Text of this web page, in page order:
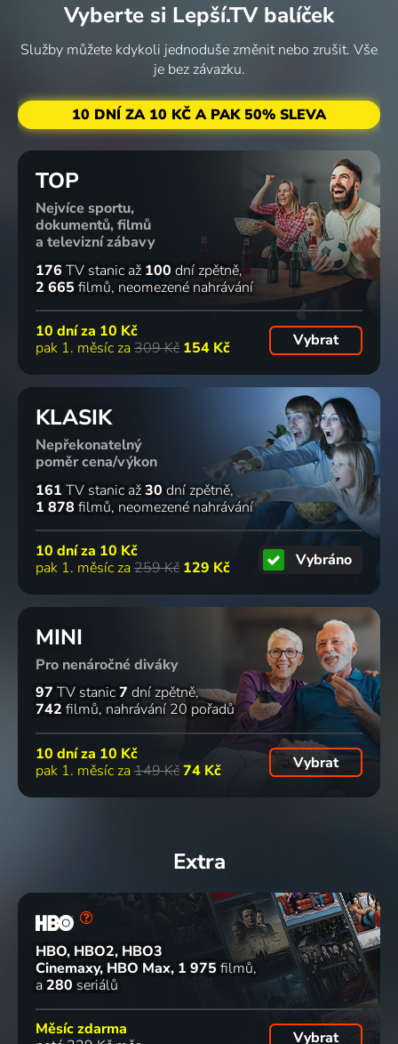
Vyberte si Lepší.TV balíček
Služby můžete kdykoli jednoduše změnit nebo zrušit. Vše
je bez závazku.
10 DNÍ ZA 10 KČ A PAK 50% SLEVA
TOP
Nejvíce sportu,
dokumentů, filmů
a televizní zábavy
176 TV stanic až 100 dní zpětně
2 665 filmů neomezené nahrávání
10 dní za 10 Kč
pak 1. měsíc za 309 Kč 154 Kč Vybrat
KLASIK
Nepřekonatelný
poměr cena/výkon
161 TV stanic až30 dní zpětně
1 878 filmů neomezené nahrávání
10 dní za 10 Kč
pak 1. měsíc za 259 Kč 129 Kč Vybráno
MINI
Pro nenáročné diváky
97 TV stanic7 dní zpětně
742 filmů nahrávání 20 pořadů
10 dní za 10 Kč
pak 1. měsíc za 149 Kč74 Kč Vybrat
Extra
HBO, HBO2, HBO3
Cinemaxy, HBO Max 1 975 filmů
a 280 seriálů
Měsíc zdarma
Vybrat